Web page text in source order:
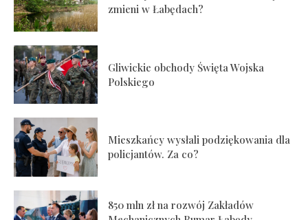
zmieni w Łabędach?
Gliwickie obchody Święta Wojska
Polskiego
Mieszkańcy wysłali podziękowania dla
policjantów. Za co?
850 mln zł na rozwój Zakładów